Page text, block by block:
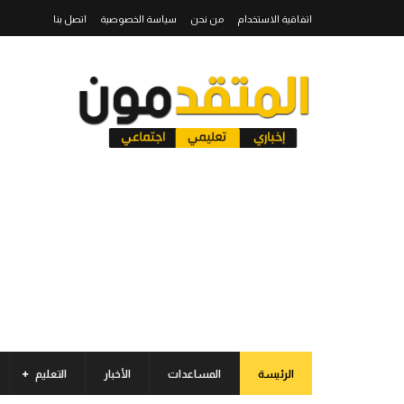
اتفاقية الاستخدام من نحن سياسة الخصوصية اتصل بنا
الرئيسة المساعدات الأخبار التعليم